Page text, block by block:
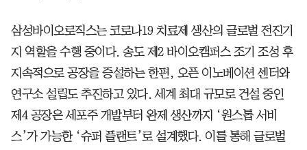
삼성바이오로직스는 코로나19 치료제 생산의 글로벌 전진기
지 역할을 수행 중이다. 송도 제2 바이오캠퍼스 조기 조성 후
지속적으로 공장을 증설하는 한편, 오픈 이노베이션 센터와
연구소 설립도 추진하고 있다. 세계 최대 규모로 건설 중인
제4 공장은 세포주 개발부터 완제 생산까지 ‘원스톱 서비
스’가 가능한 ‘슈퍼 플랜트’로 설계했다. 이를 통해 글로벌